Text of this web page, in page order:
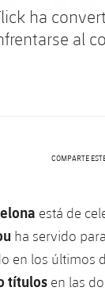
ha
al
COMPARTE
está de
ha servido
en los últimos
títulos en las